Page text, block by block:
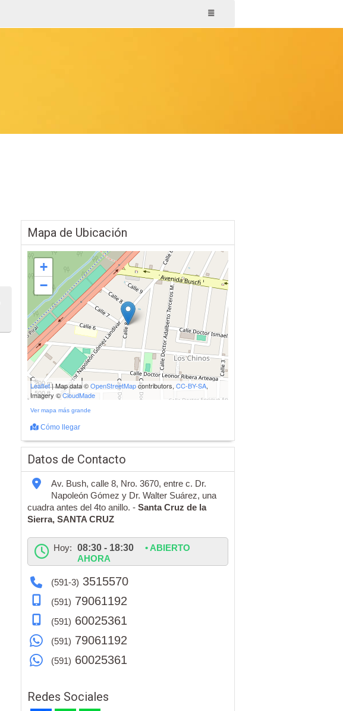
Mapa de Ubicación
+
−
200 m
500 ft
Leaflet| Map data ©OpenStreetMapcontributors, CC-BY-SA,
Imagery ©CloudMade
Ver mapa más grande
Cómo llegar
Datos de Contacto
Av. Bush, calle 8, Nro. 3670, entre c. Dr.
Napoleón Gómez y Dr. Walter Suárez, una
cuadra antes del 4to anillo. - Santa Cruz de la
Sierra, SANTA CRUZ
Hoy: 08:30 - 18:30
• ABIERTO
AHORA
(591-3) 3515570
(591) 79061192
(591) 60025361
(591) 79061192
(591) 60025361
Redes Sociales